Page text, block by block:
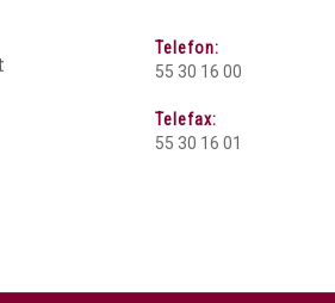
Telefon:
55 30 16 00
Telefax:
55 30 16 01